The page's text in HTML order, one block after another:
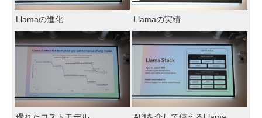
Llamaの進化 Llamaの実績